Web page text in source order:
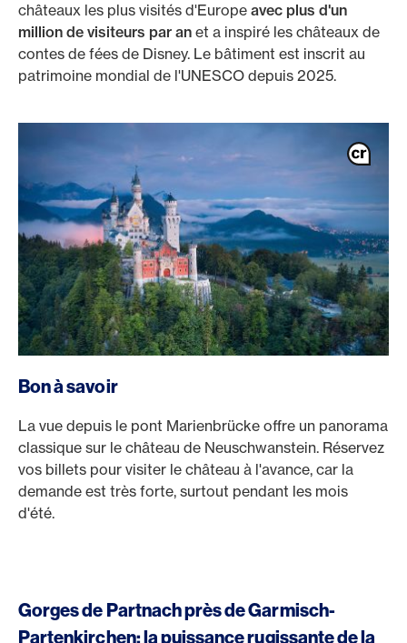
châteaux les plus visités d'Europe avec plus d'un
million de visiteurs par an et a inspiré les châteaux de
contes de fées de Disney. Le bâtiment est inscrit au
patrimoine mondial de l'UNESCO depuis 2025.
Bon à savoir
La vue depuis le pont Marienbrücke offre un panorama
classique sur le château de Neuschwanstein. Réservez
vos billets pour visiter le château à l'avance, car la
demande est très forte, surtout pendant les mois
d'été.
Gorges de Partnach près de Garmisch-
Partenkirchen: la puissance rugissante de la